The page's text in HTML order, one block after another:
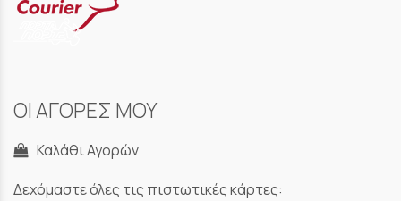
ΟΙ ΑΓΟΡΕΣ ΜΟΥ
Καλάθι Αγορών
Δεχόμαστε όλες τις πιστωτικές κάρτες: